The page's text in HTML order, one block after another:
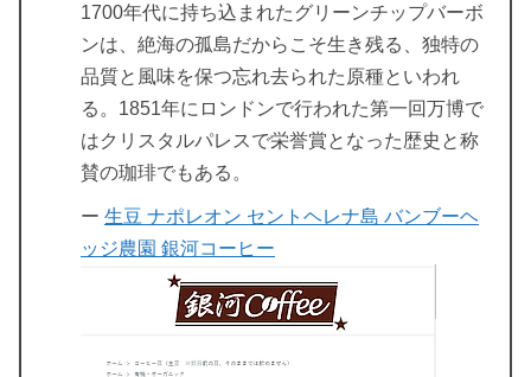
1700年代に持ち込まれたグリーンチップバーボ
ンは、絶海の孤島だからこそ生き残る、独特の
品質と風味を保つ忘れ去られた原種といわれ
る。1851年にロンドンで行われた第一回万博で
はクリスタルパレスで栄誉賞となった歴史と称
賛の珈琲でもある。
ー 生豆 ナポレオン セントヘレナ島 バンブーヘ
ッジ農園 銀河コーヒー